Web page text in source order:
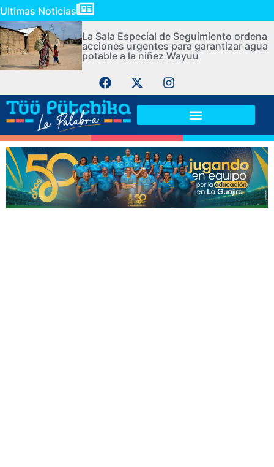
Ultimas Noticias
La Sala Especial de Seguimiento ordena
acciones urgentes para garantizar agua
potable a la niñez Wayuu